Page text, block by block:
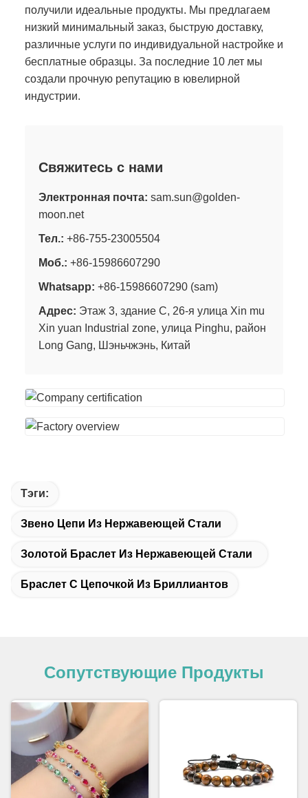
получили идеальные продукты. Мы предлагаем
низкий минимальный заказ, быструю доставку,
различные услуги по индивидуальной настройке и
бесплатные образцы. За последние 10 лет мы
создали прочную репутацию в ювелирной
индустрии.
Свяжитесь с нами
Электронная почта: sam.sun@golden-
moon.net
Тел.: +86-755-23005504
Моб.: +86-15986607290
Whatsapp: +86-15986607290 (sam)
Адрес: Этаж 3, здание C, 26-я улица Xin mu
Xin yuan Industrial zone, улица Pinghu, район
Long Gang, Шэньчжэнь, Китай
Тэги:
Звено Цепи Из Нержавеющей Стали
Золотой Браслет Из Нержавеющей Стали
Браслет С Цепочкой Из Бриллиантов
Сопутствующие Продукты